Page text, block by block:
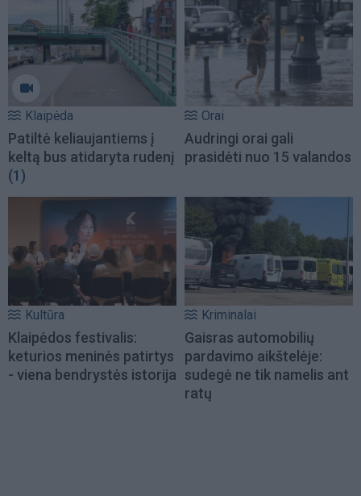
Klaipėda
Patiltė keliaujantiems į
keltą bus atidaryta rudenį
(1)
Orai
Audringi orai gali
prasidėti nuo 15 valandos
Kultūra
Klaipėdos festivalis:
keturios meninės patirtys
- viena bendrystės istorija
Kriminalai
Gaisras automobilių
pardavimo aikštelėje:
sudegė ne tik namelis ant
ratų